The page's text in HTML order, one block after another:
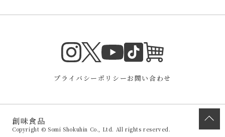
Instagram
TwitterYouTube
TikTok
プライバシーポリシーお問い合わせ
創味食品
Copyright © Somi Shokuhin Co., Ltd. All rights reserved.